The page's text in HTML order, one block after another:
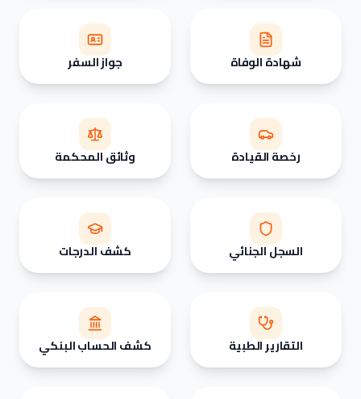
شهادة الوفاة جواز السفر
رخصة القيادة وثائق المحكمة
السجل الجنائي كشف الدرجات
التقارير الطبية كشف الحساب البنكي